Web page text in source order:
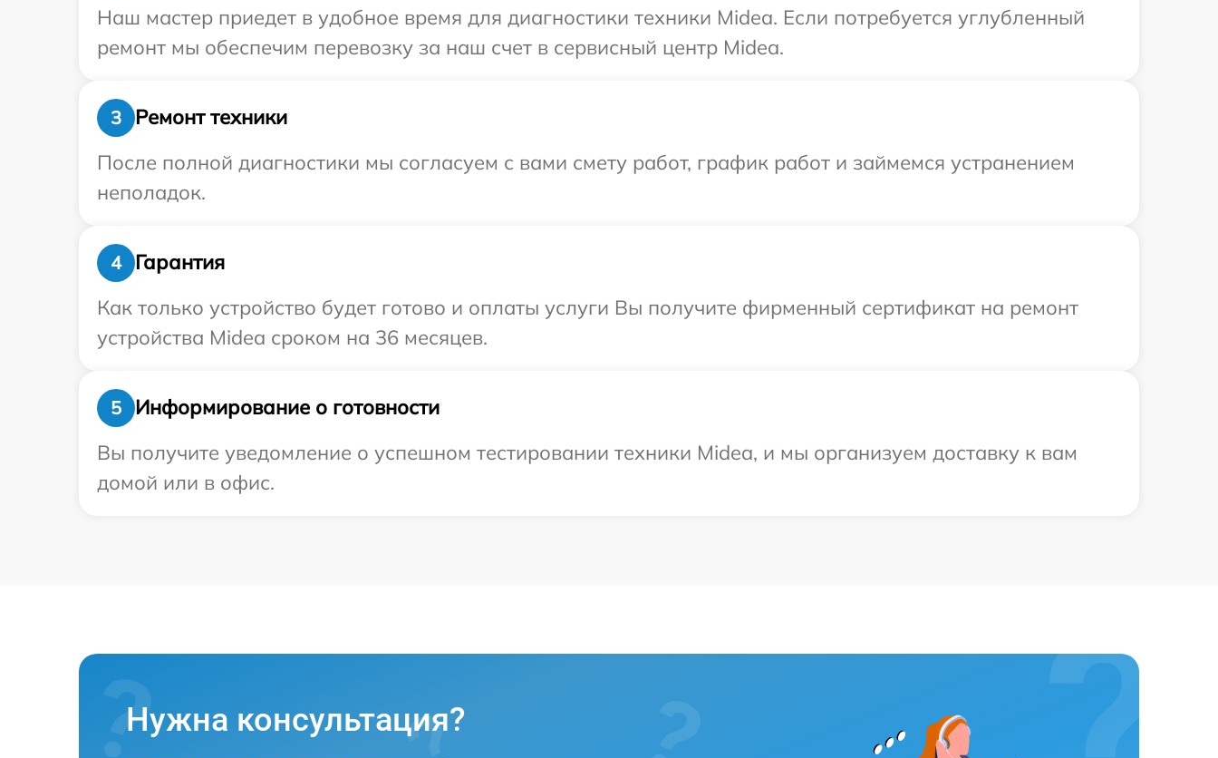
Наш мастер приедет в удобное время для диагностики техники Midea. Если потребуется углубленный
ремонт мы обеспечим перевозку за наш счет в сервисный центр Midea.
3
Ремонт техники
После полной диагностики мы согласуем с вами смету работ, график работ и займемся устранением
неполадок.
4
Гарантия
Как только устройство будет готово и оплаты услуги Вы получите фирменный сертификат на ремонт
устройства Midea сроком на 36 месяцев.
5
Информирование о готовности
Вы получите уведомление о успешном тестировании техники Midea, и мы организуем доставку к вам
домой или в офис.
Нужна консультация?